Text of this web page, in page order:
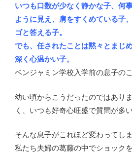
いつも口数が少なく静かな子、何
ように見え、肩をすくめている子
ゴと答える子。
でも、任されたことは黙々とまじ
深く心温かい子。
ベンジャミン学校入学前の息子のこ
幼い頃からこうだったのではあり
く、いつも好奇心旺盛で質問が多
そんな息子がこれほど変わってし
私たち夫婦の葛藤の中でショック